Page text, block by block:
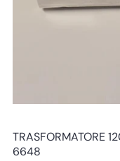
TRASFORMATORE
6648